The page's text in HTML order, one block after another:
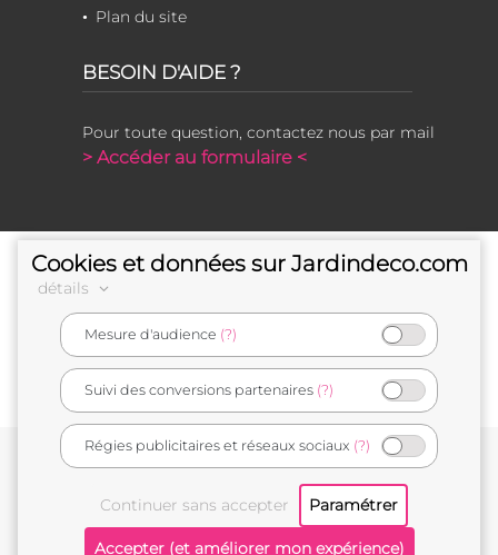
Plan du site
BESOIN D'AIDE ?
Pour toute question, contactez nous par mail
> Accéder au formulaire <
e-commerçant français
Cookies et données sur Jardindeco.com
détails
Mesure d'audience (?)
Suivi des conversions partenaires (?)
Régies publicitaires et réseaux sociaux (?)